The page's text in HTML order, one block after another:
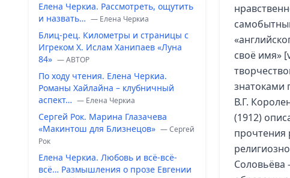
Елена Черкиа. Рассмотреть, ощутить
и назвать… — Елена Черкиа
Блиц-рец. Километры и страницы с
Игреком Х. Ислам Ханипаев «Луна
84» — ABTOP
По ходу чтения. Елена Черкиа.
Романы Хайлайна – клубничный
аспект… — Елена Черкиа
Сергей Рок. Марина Глазачева
«Макинтош для Близнецов» — Сергей
Рок
Елена Черкиа. Любовь и всё-всё-
всё… Размышления о прозе Евгении
своё имя»
знатоками
В.Г.
(1912)
прочтения
Соловьёва